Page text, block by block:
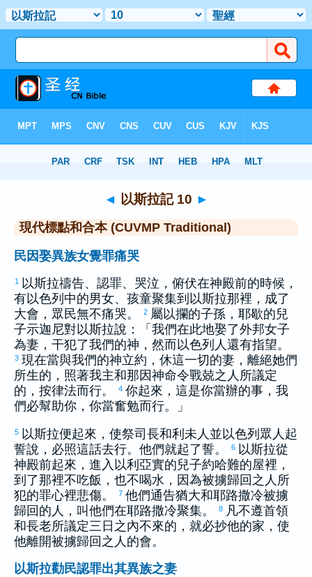
> 以斯拉記 10
◄ 以斯拉記 10 ►
現代標點和合本 (CUVMP Traditional)
民因娶異族女覺罪痛哭
1 以斯拉禱告、認罪、哭泣，俯伏在神殿前的時候，
有以色列 中的男女、孩童聚集到 以斯拉那裡，成了
大會，眾民無不痛哭。
2 屬以攔的子孫， 耶歇的兒
子示迦尼對以斯拉說：「我們在此地娶了外邦女子
為妻，干犯了我們的神，然而以色列 人還有指望。
3 現在當與我們的神立約，休這一切的妻，離絕她們
所生的，照著我主和那因神命令戰兢之人所議定
的，按律法而行。
4 你起來，這是你當辦的事，我
們必幫助你，你當奮勉而行。」
5 以斯拉便起來，使祭司長和利未 人並 以色列 眾人起
誓說，必照這話去行。他們就起了誓。
6 以斯拉從
神殿前起來，進入 以利亞實的兒子約哈難的屋裡，
到了那裡不吃飯，也不喝水，因為被擄歸回之人所
犯的罪心裡悲傷。
7 他們通告猶大和耶路撒冷被擄
歸回的人，叫他們在耶路撒冷聚集。 8 凡不遵首領
和長老所議定三日之內不來的，就必抄他的家，使
他離開被擄歸回之人的會。
以斯拉勸民認罪出其異族之妻